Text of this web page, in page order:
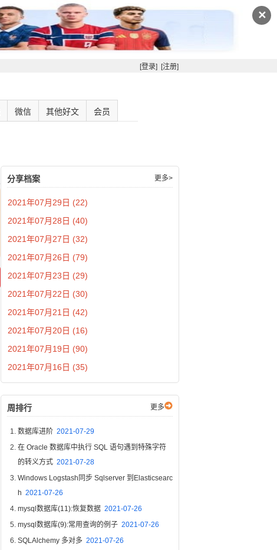
✕
[登录] [注册]
微信 其他好文 会员
分享档案 更多>
2021年07月29日 (22)
2021年07月28日 (40)
2021年07月27日 (32)
2021年07月26日 (79)
2021年07月23日 (29)
2021年07月22日 (30)
2021年07月21日 (42)
2021年07月20日 (16)
2021年07月19日 (90)
2021年07月16日 (35)
周排行 更多
数据库进阶 2021-07-29
在 Oracle 数据库中执行 SQL 语句遇到特殊字符
的转义方式 2021-07-28
Windows Logstash同步 Sqlserver 到Elasticsearc
h 2021-07-26
mysql数据库(11):恢复数据 2021-07-26
mysql数据库(9):常用查询的例子 2021-07-26
SQLAlchemy 多对多 2021-07-26